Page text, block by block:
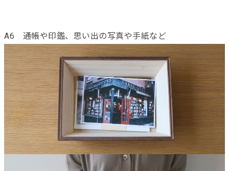
A6 通帳や印鑑、思い出の写真や手紙など